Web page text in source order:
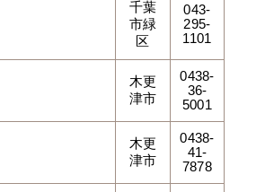
千葉
市緑
区
043-
295-
1101
木更
津市
0438-
36-
5001
木更
津市
0438-
41-
7878